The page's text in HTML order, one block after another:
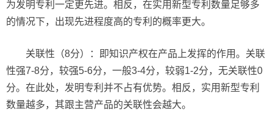
为发明专利一定更先进。相反，在实用新型专利数量足够多
的情况下，出现先进程度高的专利的概率更大。
关联性（8分）：即知识产权在产品上发挥的作用。关联
性强7-8分，较强5-6分，一般3-4分，较弱1-2分，无关联性0
分。在此处，发明专利并不占有优势。相反，实用新型专利
数量越多，其跟主营产品的关联性会越大。